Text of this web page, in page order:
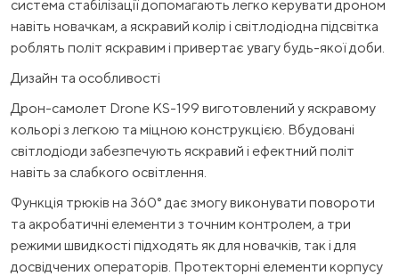
система стабілізації допомагають легко керувати дроном
навіть новачкам, а яскравий колір і світлодіодна підсвітка
роблять політ яскравим і привертає увагу будь-якої доби.
Дизайн та особливості
Дрон-самолет Drone KS-199 виготовлений у яскравому
кольорі з легкою та міцною конструкцією. Вбудовані
світлодіоди забезпечують яскравий і ефектний політ
навіть за слабкого освітлення.
Функція трюків на 360° дає змогу виконувати повороти
та акробатичні елементи з точним контролем, а три
режими швидкості підходять як для новачків, так і для
досвідчених операторів. Протекторні елементи корпусу